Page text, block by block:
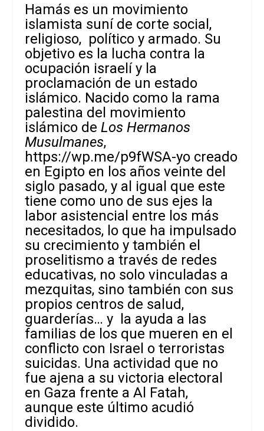
Hamás es un movimiento
islamista suní de corte social,
religioso, político y armado. Su
objetivo es la lucha contra la
ocupación israelí y la
proclamación de un estado
islámico. Nacido como la rama
palestina del movimiento
islámico de Los Hermanos
Musulmanes,
https://wp.me/p9fWSA-yo creado
en Egipto en los años veinte del
siglo pasado, y al igual que este
tiene como uno de sus ejes la
labor asistencial entre los más
necesitados, lo que ha impulsado
su crecimiento y también el
proselitismo a través de redes
educativas, no solo vinculadas a
mezquitas, sino también con sus
propios centros de salud,
guarderías… y la ayuda a las
familias de los que mueren en el
conflicto con Israel o terroristas
suicidas. Una actividad que no
fue ajena a su victoria electoral
en Gaza frente a Al Fatah,
aunque este último acudió
dividido.